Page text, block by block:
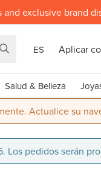
exclusive brand
ES Aplicar
Salud & Belleza
Actualice su
Los pedidos serán